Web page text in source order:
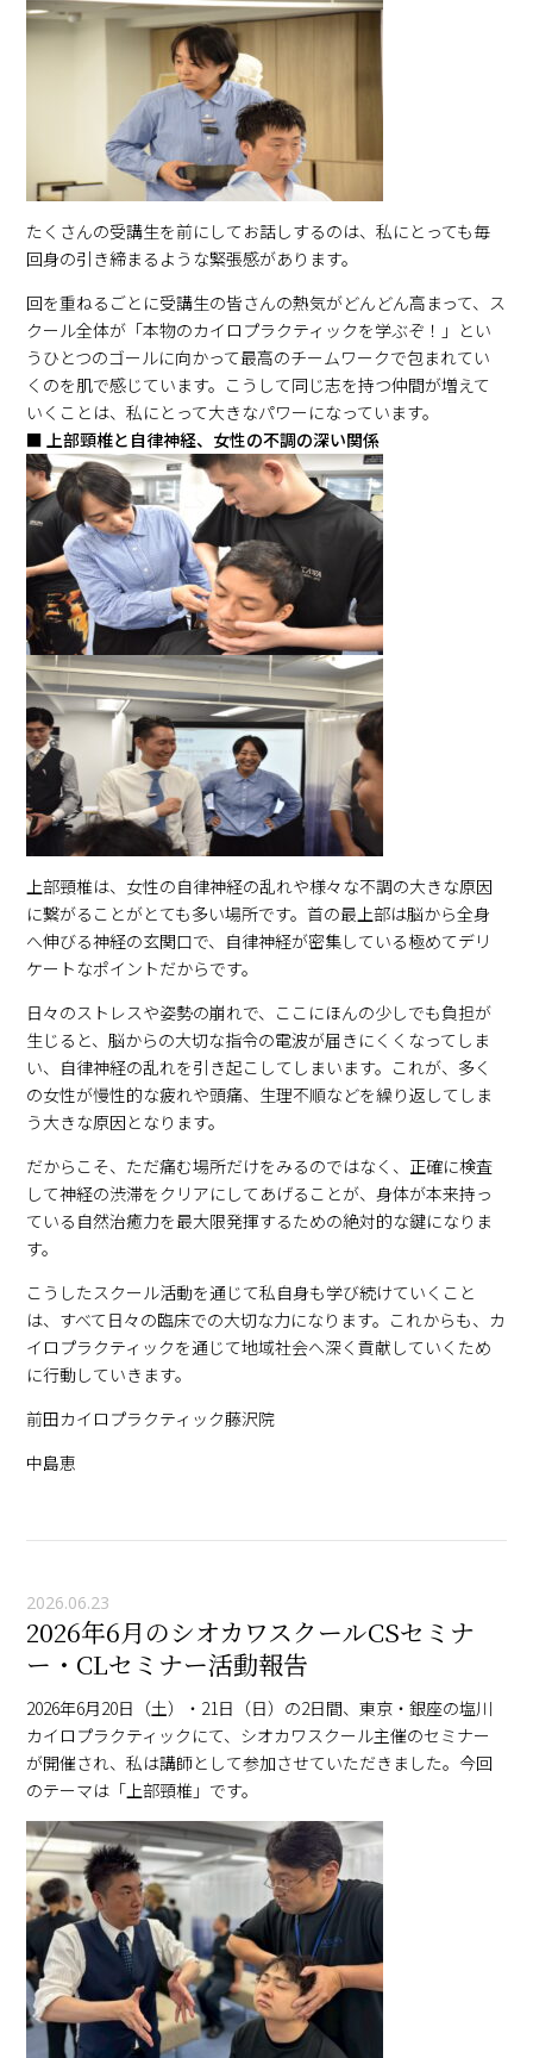
たくさんの受講生を前にしてお話しするのは、私にとっても毎
回身の引き締まるような緊張感があります。
回を重ねるごとに受講生の皆さんの熱気がどんどん高まって、ス
クール全体が「本物のカイロプラクティックを学ぶぞ！」とい
うひとつのゴールに向かって最高のチームワークで包まれてい
くのを肌で感じています。こうして同じ志を持つ仲間が増えて
いくことは、私にとって大きなパワーになっています。
■ 上部頸椎と自律神経、女性の不調の深い関係
上部頸椎は、女性の自律神経の乱れや様々な不調の大きな原因
に繋がることがとても多い場所です。首の最上部は脳から全身
へ伸びる神経の玄関口で、自律神経が密集している極めてデリ
ケートなポイントだからです。
日々のストレスや姿勢の崩れで、ここにほんの少しでも負担が
生じると、脳からの大切な指令の電波が届きにくくなってしま
い、自律神経の乱れを引き起こしてしまいます。これが、多く
の女性が慢性的な疲れや頭痛、生理不順などを繰り返してしま
う大きな原因となります。
だからこそ、ただ痛む場所だけをみるのではなく、正確に検査
して神経の渋滞をクリアにしてあげることが、身体が本来持っ
ている自然治癒力を最大限発揮するための絶対的な鍵になりま
す。
こうしたスクール活動を通じて私自身も学び続けていくこと
は、すべて日々の臨床での大切な力になります。これからも、カ
イロプラクティックを通じて地域社会へ深く貢献していくため
に行動していきます。
前田カイロプラクティック藤沢院
中島恵
2026.06.23
2026年6月のシオカワスクールCSセミナ
ー・CLセミナー活動報告
2026年6月20日（土）・21日（日）の2日間、東京・銀座の塩川
カイロプラクティックにて、シオカワスクール主催のセミナー
が開催され、私は講師として参加させていただきました。今回
のテーマは「上部頸椎」です。